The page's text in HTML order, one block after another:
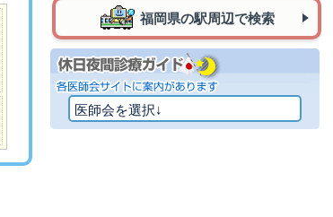
福岡県の駅周辺で検索